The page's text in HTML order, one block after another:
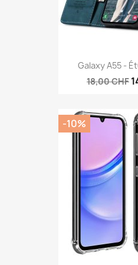
Galaxy A55 -
18,00 CHF
-10%